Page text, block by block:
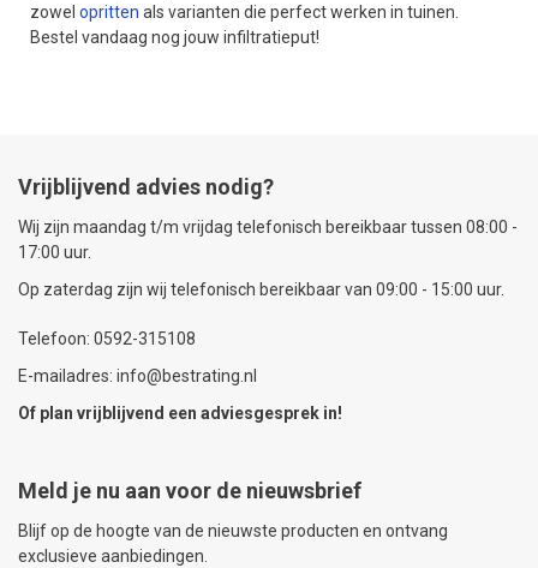
zowel opritten als varianten die perfect werken in tuinen.
Bestel vandaag nog jouw infiltratieput!
Vrijblijvend advies nodig?
Wij zijn maandag t/m vrijdag telefonisch bereikbaar tussen 08:00 -
17:00 uur.
Op zaterdag zijn wij telefonisch bereikbaar van 09:00 - 15:00 uur.
Telefoon: 0592-315108
E-mailadres: info@bestrating.nl
Of plan vrijblijvend een adviesgesprek in!
Meld je nu aan voor de nieuwsbrief
Blijf op de hoogte van de nieuwste producten en ontvang
exclusieve aanbiedingen.